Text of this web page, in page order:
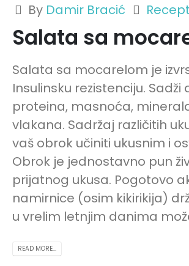
By Damir Bracić
Salata sa
Salata sa mocarelom je
Insulinsku rezistenciju. Sadži
proteina, masnoća,
vlakana. Sadržaj različitih
vaš obrok učiniti ukusnim i
Obrok je jednostavno pun
prijatnog ukusa. Pogotovo
namirnice (osim kikirikija)
u vrelim letnjim danima
READ MORE...
Dačin Način You
Tube